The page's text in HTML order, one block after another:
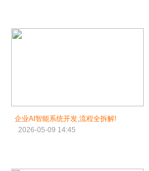
企业AI智能系统开发,流程全拆解!
2026-05-09 14:45